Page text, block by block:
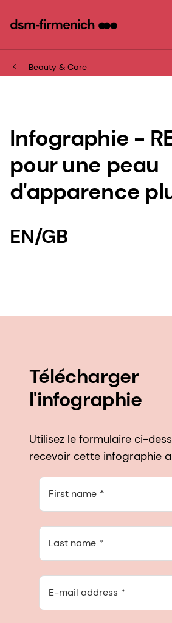
Beauty & Care
Infographie -
pour une peau
d'apparence
EN/GB
Télécharger
l'infographie
Utilisez le formulaire ci-
recevoir cette infographie
First name
Last name
E-mail address